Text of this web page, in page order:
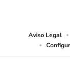
Aviso Legal